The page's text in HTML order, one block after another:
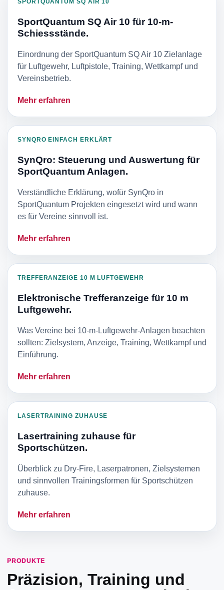
SPORTQUANTUM SQ AIR 10
SportQuantum SQ Air 10 für 10-m-
Schiessstände.
Einordnung der SportQuantum SQ Air 10 Zielanlage
für Luftgewehr, Luftpistole, Training, Wettkampf und
Vereinsbetrieb.
Mehr erfahren
SYNQRO EINFACH ERKLÄRT
SynQro: Steuerung und Auswertung für
SportQuantum Anlagen.
Verständliche Erklärung, wofür SynQro in
SportQuantum Projekten eingesetzt wird und wann
es für Vereine sinnvoll ist.
Mehr erfahren
TREFFERANZEIGE 10 M LUFTGEWEHR
Elektronische Trefferanzeige für 10 m
Luftgewehr.
Was Vereine bei 10-m-Luftgewehr-Anlagen beachten
sollten: Zielsystem, Anzeige, Training, Wettkampf und
Einführung.
Mehr erfahren
LASERTRAINING ZUHAUSE
Lasertraining zuhause für
Sportschützen.
Überblick zu Dry-Fire, Laserpatronen, Zielsystemen
und sinnvollen Trainingsformen für Sportschützen
zuhause.
Mehr erfahren
PRODUKTE
Präzision, Training und